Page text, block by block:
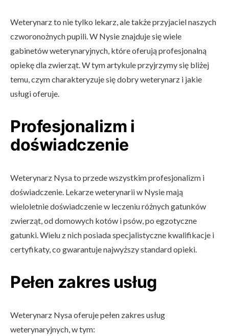
Weterynarz to nie tylko lekarz, ale także przyjaciel naszych
czworonożnych pupili. W Nysie znajduje się wiele
gabinetów weterynaryjnych, które oferują profesjonalną
opiekę dla zwierząt. W tym artykule przyjrzymy się bliżej
temu, czym charakteryzuje się dobry weterynarz i jakie
usługi oferuje.
Profesjonalizm i
doświadczenie
Weterynarz Nysa to przede wszystkim profesjonalizm i
doświadczenie. Lekarze weterynarii w Nysie mają
wieloletnie doświadczenie w leczeniu różnych gatunków
zwierząt, od domowych kotów i psów, po egzotyczne
gatunki. Wielu z nich posiada specjalistyczne kwalifikacje i
certyfikaty, co gwarantuje najwyższy standard opieki.
Pełen zakres usług
Weterynarz Nysa oferuje pełen zakres usług
weterynaryjnych, w tym: